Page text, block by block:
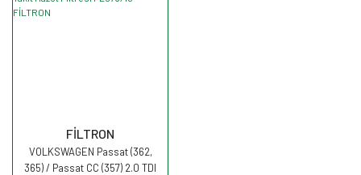
FİLTRON
VOLKSWAGEN Passat (362,
365) / Passat CC (357) 2.0 TDI